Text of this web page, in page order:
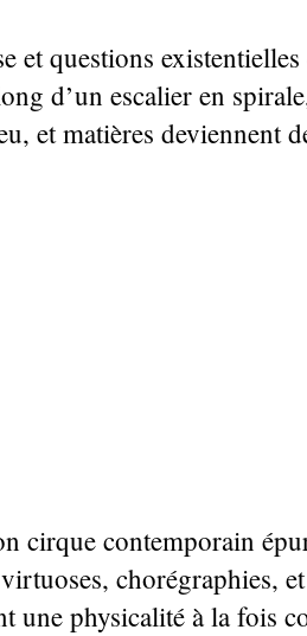
questions
d’un escalier en
et matières
cirque contemporain
chorégraphies,
une physicalité à la fois